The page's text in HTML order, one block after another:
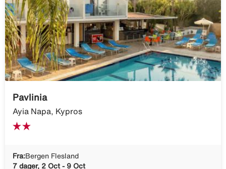
Pavlinia
Ayia Napa, Kypros
Fra:Bergen Flesland
7 dager, 2 Oct - 9 Oct